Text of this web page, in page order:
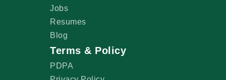
Jobs
Resumes
Blog
Terms & Policy
PDPA